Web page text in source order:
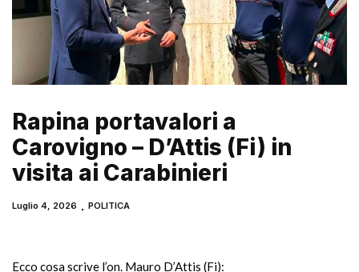
Rapina portavalori a
Carovigno – D’Attis (Fi) in
visita ai Carabinieri
Luglio 4, 2026 POLITICA
Ecco cosa scrive l’on. Mauro D’Attis (Fi):